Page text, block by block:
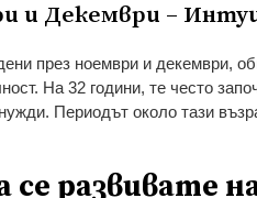
и Декември –
през ноември и декември,
На 32 години, те често
Периодът около тази
се развивате